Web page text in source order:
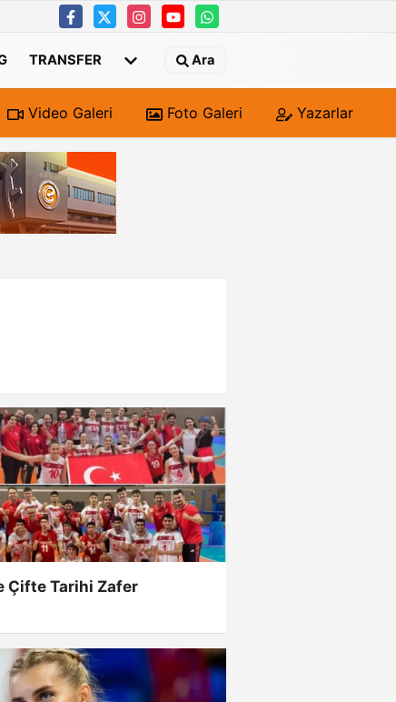
TRANSFER Ara
Video Galeri Foto Galeri Yazarlar
Çifte Tarihi Zafer